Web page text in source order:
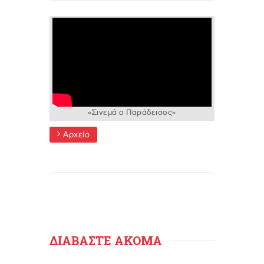
«Σινεμά ο Παράδεισος»
Αρχείο
ΔΙΑΒΑΣΤΕ ΑΚΟΜΑ